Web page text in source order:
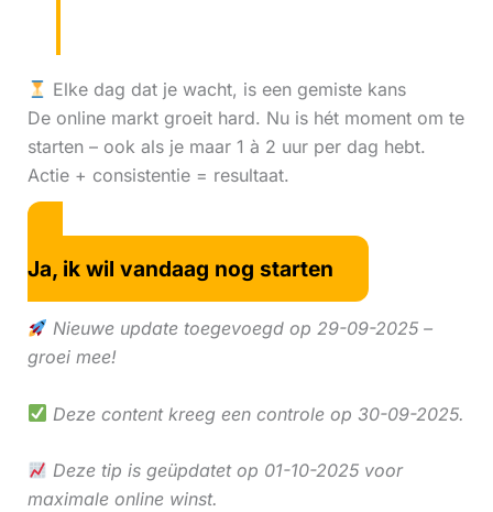
Elke dag dat je wacht, is een gemiste kans
De online markt groeit hard. Nu is hét moment om te
starten – ook als je maar 1 à 2 uur per dag hebt.
Actie + consistentie = resultaat.
Ja, ik wil vandaag nog starten
Nieuwe update toegevoegd op 29-09-2025 –
groei mee!
Deze content kreeg een controle op 30-09-2025.
Deze tip is geüpdatet op 01-10-2025 voor
maximale online winst.